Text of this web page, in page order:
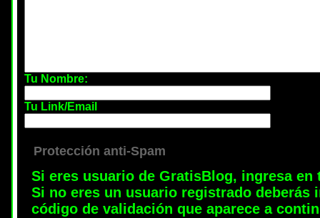
Tu Nombre:
Tu Link/Email
Protección anti-Spam
Si eres usuario de GratisBlog, ingresa en
Si no eres un usuario registrado deberás
código de validación que aparece a